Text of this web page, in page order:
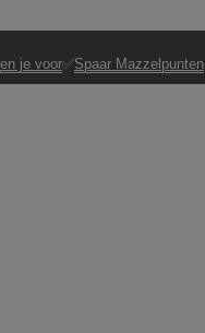
je voor✅Spaar Mazzelpunten